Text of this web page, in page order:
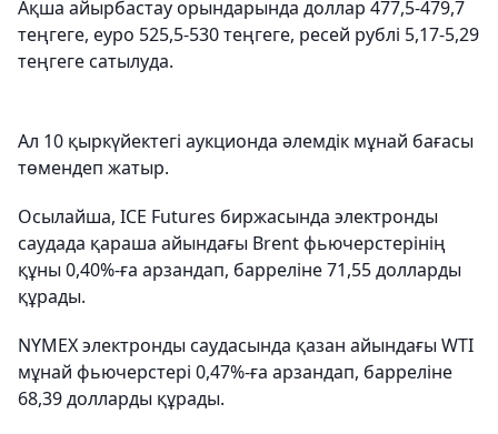
Ақша айырбастау орындарында доллар 477,5-479,7
теңгеге, еуро 525,5-530 теңгеге, ресей рублі 5,17-5,29
теңгеге сатылуда.
Ал 10 қыркүйектегі аукционда әлемдік мұнай бағасы
төмендеп жатыр.
Осылайша, ICE Futures биржасында электронды
саудада қараша айындағы Brent фьючерстерінің
құны 0,40%-ға арзандап, барреліне 71,55 долларды
құрады.
NYMEX электронды саудасында қазан айындағы WTI
мұнай фьючерстері 0,47%-ға арзандап, барреліне
68,39 долларды құрады.